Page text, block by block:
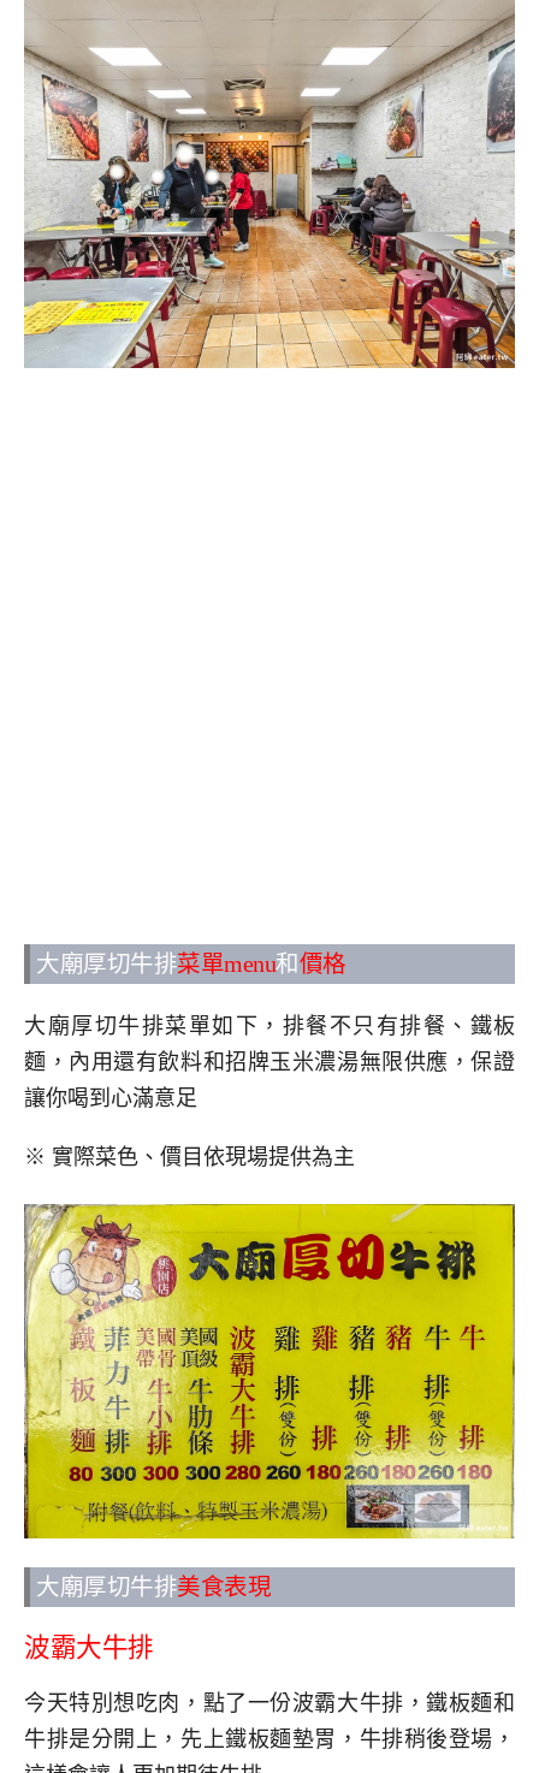
大廟厚切牛排菜單menu和價格
大廟厚切牛排菜單如下，排餐不只有排餐、鐵板
麵，內用還有飲料和招牌玉米濃湯無限供應，保證
讓你喝到心滿意足
※ 實際菜色、價目依現場提供為主
大廟厚切牛排美食表現
波霸大牛排
今天特別想吃肉，點了一份波霸大牛排，鐵板麵和
牛排是分開上，先上鐵板麵墊胃，牛排稍後登場，